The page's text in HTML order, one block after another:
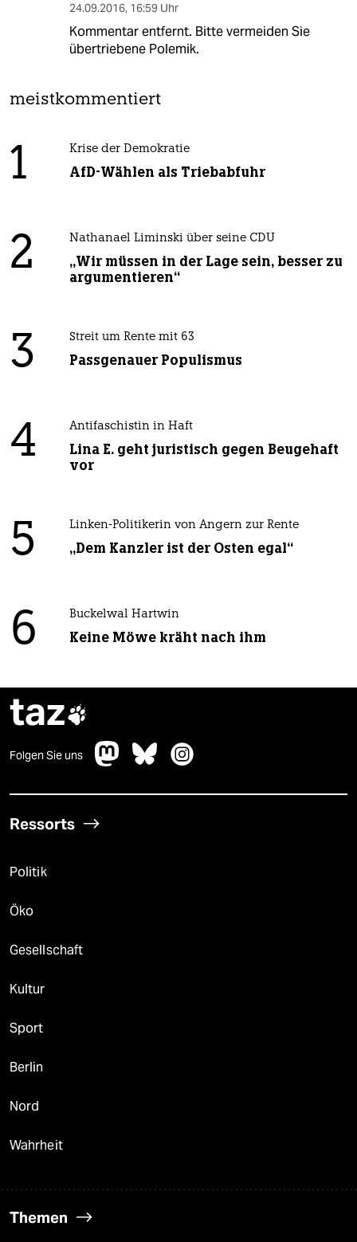
24.09.2016, 16:59 Uhr
Kommentar entfernt. Bitte vermeiden Sie
übertriebene Polemik.
meistkommentiert
1 Krise der Demokratie
AfD-Wählen als Triebabfuhr
2 Nathanael Liminski über seine CDU
„Wir müssen in der Lage sein, besser zu
argumentieren“
3 Streit um Rente mit 63
Passgenauer Populismus
4 Antifaschistin in Haft
Lina E. geht juristisch gegen Beugehaft
vor
5 Linken-Politikerin von Angern zur Rente
„Dem Kanzler ist der Osten egal“
6 Buckelwal Hartwin
Keine Möwe kräht nach ihm
taz
Folgen Sie uns
Ressorts
Politik
Öko
Gesellschaft
Kultur
Sport
Berlin
Nord
Wahrheit
Themen